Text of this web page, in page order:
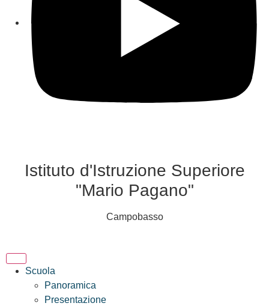
Istituto d'Istruzione Superiore
"Mario Pagano"
Campobasso
Scuola
Panoramica
Presentazione